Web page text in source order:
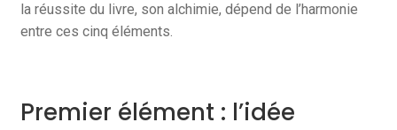
la réussite du livre, son alchimie, dépend de l’harmonie
entre ces cinq éléments.
Premier élément : l’idée